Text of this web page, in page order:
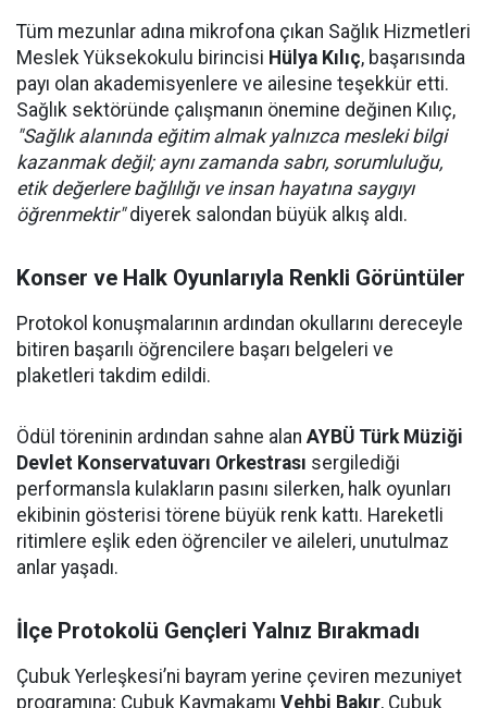
Tüm mezunlar adına mikrofona çıkan Sağlık Hizmetleri
Meslek Yüksekokulu birincisi Hülya Kılıç, başarısında
payı olan akademisyenlere ve ailesine teşekkür etti.
Sağlık sektöründe çalışmanın önemine değinen Kılıç,
"Sağlık alanında eğitim almak yalnızca mesleki bilgi
kazanmak değil; aynı zamanda sabrı, sorumluluğu,
etik değerlere bağlılığı ve insan hayatına saygıyı
öğrenmektir"diyerek salondan büyük alkış aldı.
Konser ve Halk Oyunlarıyla Renkli Görüntüler
Protokol konuşmalarının ardından okullarını dereceyle
bitiren başarılı öğrencilere başarı belgeleri ve
plaketleri takdim edildi.
Ödül töreninin ardından sahne alan AYBÜ Türk Müziği
Devlet Konservatuvarı Orkestrası sergilediği
performansla kulakların pasını silerken, halk oyunları
ekibinin gösterisi törene büyük renk kattı. Hareketli
ritimlere eşlik eden öğrenciler ve aileleri, unutulmaz
anlar yaşadı.
İlçe Protokolü Gençleri Yalnız Bırakmadı
Çubuk Yerleşkesi’ni bayram yerine çeviren mezuniyet
programına; Çubuk Kaymakamı Vehbi Bakır, Çubuk